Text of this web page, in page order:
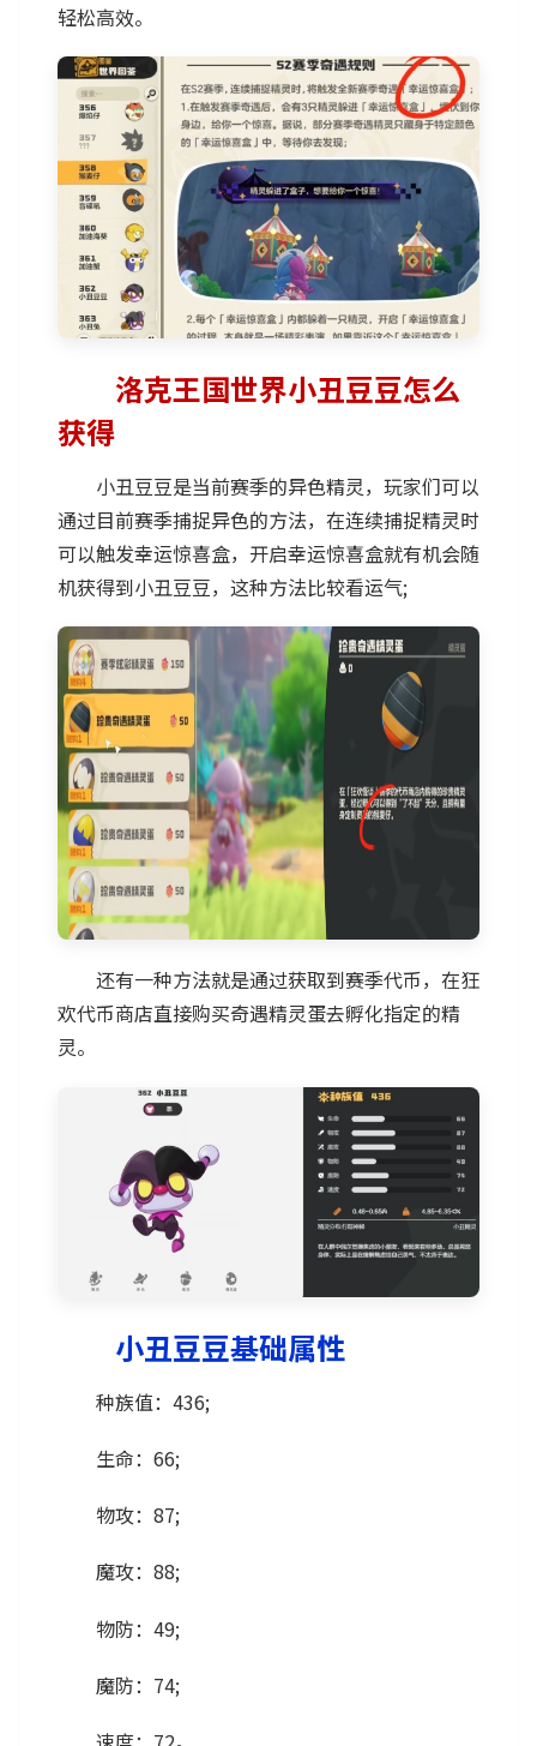
轻松高效。
洛克王国世界小丑豆豆怎么
获得
小丑豆豆是当前赛季的异色精灵，玩家们可以
通过目前赛季捕捉异色的方法，在连续捕捉精灵时
可以触发幸运惊喜盒，开启幸运惊喜盒就有机会随
机获得到小丑豆豆，这种方法比较看运气;
还有一种方法就是通过获取到赛季代币，在狂
欢代币商店直接购买奇遇精灵蛋去孵化指定的精
灵。
小丑豆豆基础属性
种族值：436;
生命：66;
物攻：87;
魔攻：88;
物防：49;
魔防：74;